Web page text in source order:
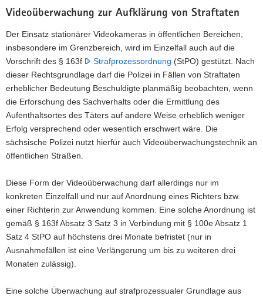
Videoüberwachung zur Aufklärung von Straftaten
Der Einsatz stationärer Videokameras in öffentlichen Bereichen,
insbesondere im Grenzbereich, wird im Einzelfall auch auf die
Vorschrift des § 163f
Strafprozessordnung (StPO) gestützt. Nach
dieser Rechtsgrundlage darf die Polizei in Fällen von Straftaten
erheblicher Bedeutung Beschuldigte planmäßig beobachten, wenn
die Erforschung des Sachverhalts oder die Ermittlung des
Aufenthaltsortes des Täters auf andere Weise erheblich weniger
Erfolg versprechend oder wesentlich erschwert wäre. Die
sächsische Polizei nutzt hierfür auch Videoüberwachungstechnik an
öffentlichen Straßen.
Diese Form der Videoüberwachung darf allerdings nur im
konkreten Einzelfall und nur auf Anordnung eines Richters bzw.
einer Richterin zur Anwendung kommen. Eine solche Anordnung ist
gemäß § 163f Absatz 3 Satz 3 in Verbindung mit § 100e Absatz 1
Satz 4 StPO auf höchstens drei Monate befristet (nur in
Ausnahmefällen ist eine Verlängerung um bis zu weiteren drei
Monaten zulässig).
Eine solche Überwachung auf strafprozessualer Grundlage aus